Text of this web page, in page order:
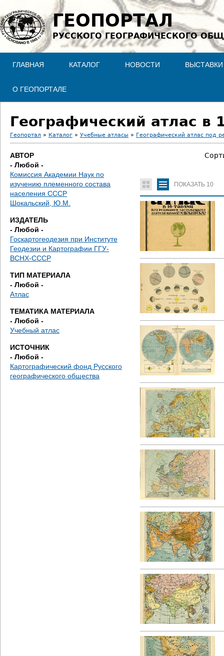
Jump to navigation
ГЕОПОРТАЛ
РУССКОГО ГЕОГРАФИЧЕСКОГО
ГЛАВНАЯ КАТАЛОГ НОВОСТИ ВЫСТАВКИ
О ГЕОПОРТАЛЕ
Географический атлас в
В
ы
з
д
е
с
Геопортал » Каталог » Учебные атласы » Географический атлас под
АВТОР
- Любой -
Комиссия Академии Наук по
изучению племенного состава
населения СССР
Шокальский, Ю.М.
ИЗДАТЕЛЬ
- Любой -
Госкартогеодезия при Институте
Геодезии и Картографии ГГУ-
ВСНХ-СССР
ТИП МАТЕРИАЛА
- Любой -
Атлас
ТЕМАТИКА МАТЕРИАЛА
- Любой -
Учебный атлас
ИСТОЧНИК
- Любой -
Картографический фонд Русского
географического общества
ПОКАЗАТЬ 10